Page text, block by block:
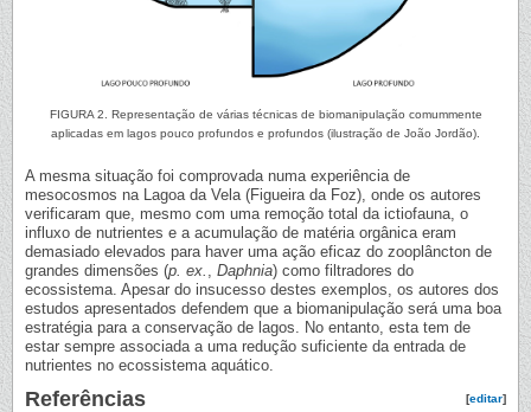
FIGURA 2. Representação de várias técnicas de biomanipulação comummente
aplicadas em lagos pouco profundos e profundos (ilustração de João Jordão).
A mesma situação foi comprovada numa experiência de
mesocosmos na Lagoa da Vela (Figueira da Foz), onde os autores
verificaram que, mesmo com uma remoção total da ictiofauna, o
influxo de nutrientes e a acumulação de matéria orgânica eram
demasiado elevados para haver uma ação eficaz do zooplâncton de
grandes dimensões (p. ex. Daphnia) como filtradores do
ecossistema. Apesar do insucesso destes exemplos, os autores dos
estudos apresentados defendem que a biomanipulação será uma boa
estratégia para a conservação de lagos. No entanto, esta tem de
estar sempre associada a uma redução suficiente da entrada de
nutrientes no ecossistema aquático.
[editar]
Referências